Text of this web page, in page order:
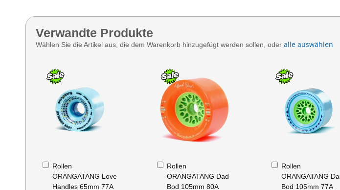
Verwandte Produkte
Wählen Sie die Artikel aus, die dem Warenkorb hinzugefügt werden sollen, oder alle auswählen
Rollen
ORANGATANG Love
Handles 65mm 77A
In
den
Warenkorb
Rollen
ORANGATANG Dad
Bod 105mm 80A
In
den
Warenkorb
Rollen
ORANGATANG
Bod 105mm 77A
In
den
Warenkorb